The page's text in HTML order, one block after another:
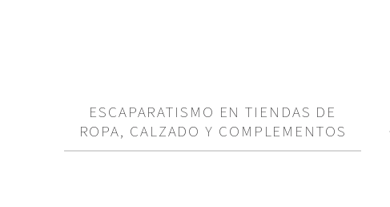
ESCAPARATISMO EN TIENDAS DE
ROPA, CALZADO Y COMPLEMENTOS